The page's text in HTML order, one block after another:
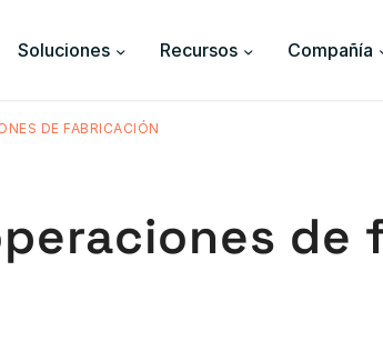
Soluciones Recursos Compañía
DE FABRICACIÓN